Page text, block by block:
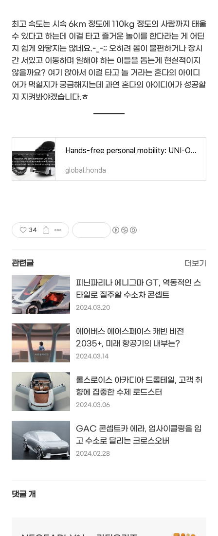
최고 속도는 시속 6km 정도에 110kg 정도의 사람까지 태울
수 있다고 하는데 이걸 타고 즐거운 놀이를 한다라는 게 어딘
지 쉽게 와닿지는 않네요.-_-;; 오히려 몸이 불편하거나 장시
간 서있고 이동하며 일해야 하는 이들을 돕는게 현실적이지
않을까요? 여기 앉아서 이걸 타고 놀 거라는 혼다의 아이디
어가 먹힐지가 궁금해지는데 과연 혼다의 아이디어가 성공할
지 지켜봐야겠습니다.ㅎ
Hands-free personal mobility: UNI-ONE
global.honda
34
관련글 더보기
피닌파리나 에니그마 GT, 역동적인 스
타일로 질주할 수소차 콘셉트
2024.03.20
에어버스 에어스페이스 캐빈 비전
2035+, 미래 항공기의 내부는?
2024.03.14
롤스로이스 아카디아 드롭테일, 고객 취
향에 집중한 수제 로드스터
2024.03.06
GAC 콘셉트카 에라, 업사이클링을 입
고 수소로 달리는 크로스오버
2024.02.28
댓글 개